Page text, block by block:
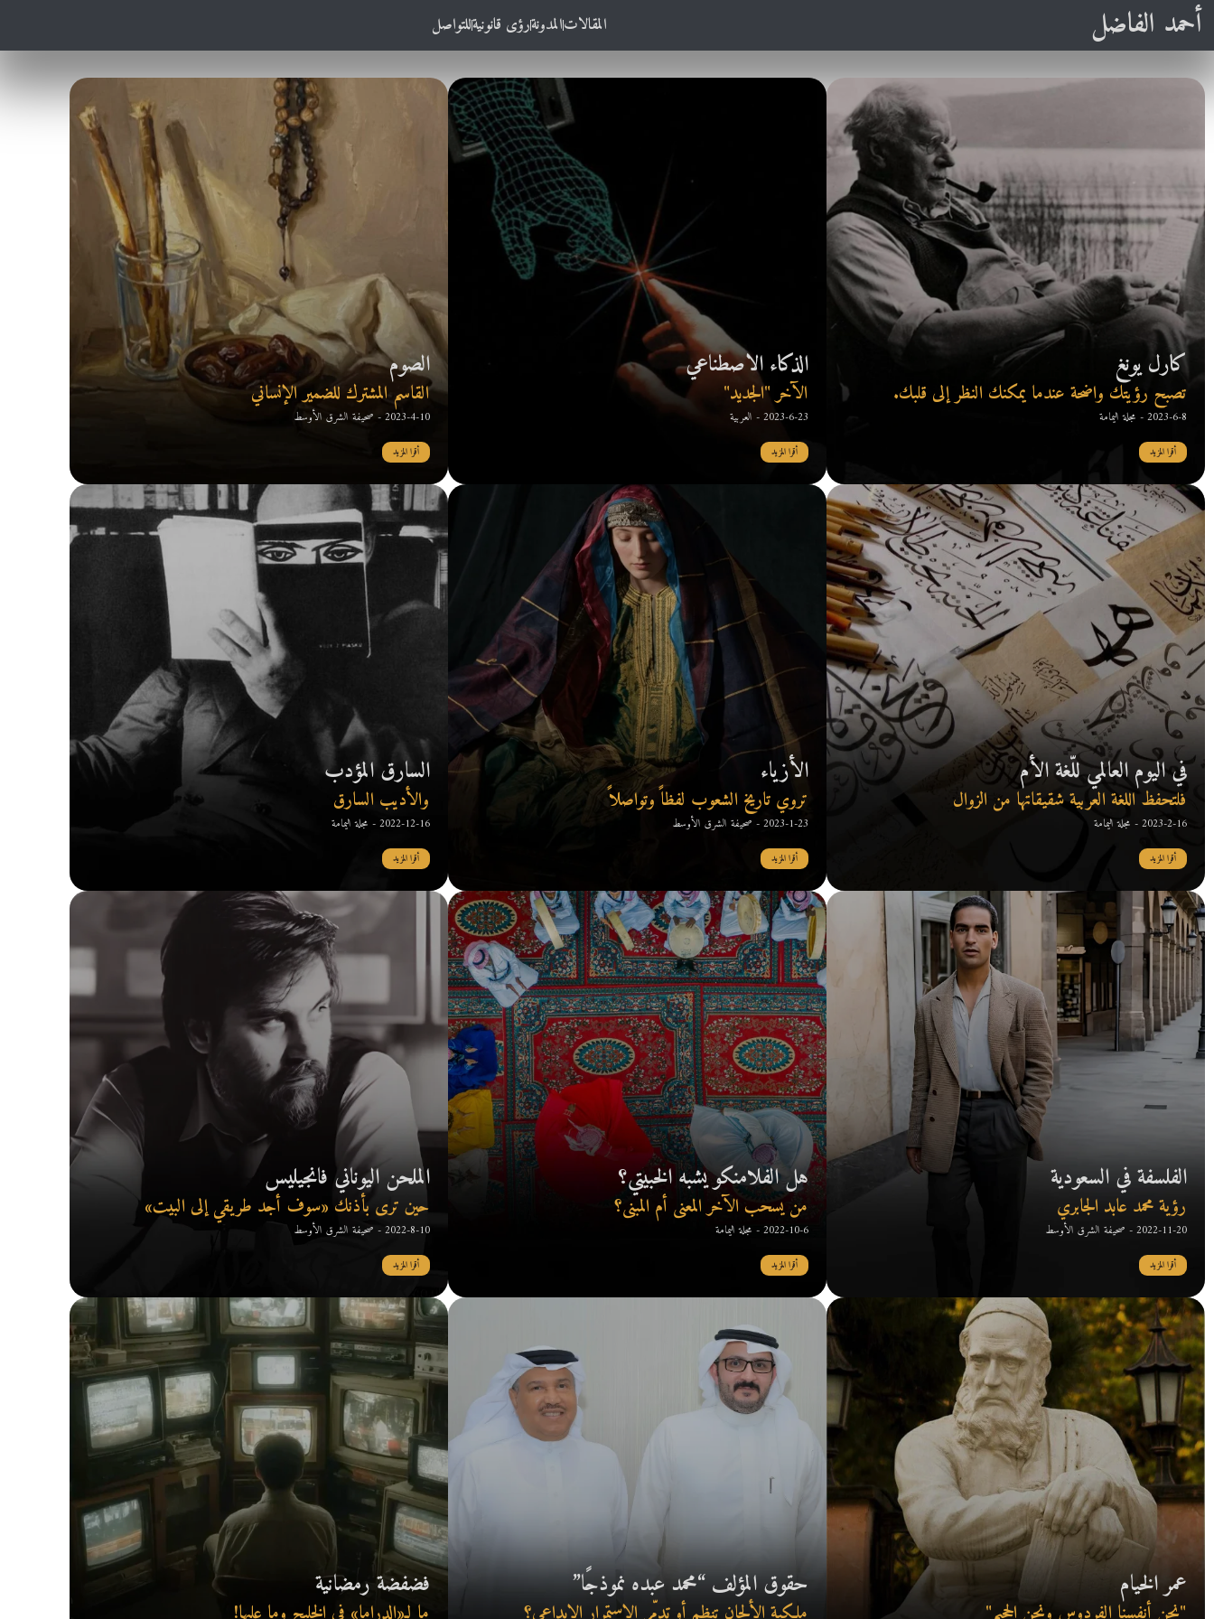
أحمد الفاضل المقالاتالمدونةرؤى قانونيةللتواصل
كارل يونغ
تصبح رؤيتك واضحة عندما يمكنك النظر إلى قلبك.
2023-6-8 - مجلة اليمامة
أقرا المزيد
الذكاء الاصطناعي
الآخر "الجديد"
2023-6-23 - العربية
أقرا المزيد
الصوم
القاسم المشترك للضمير الإنساني
2023-4-10 - صحيفة الشرق الأوسط
أقرا المزيد
في اليوم العالمي للّغة الأم
فلتحفظ اللغة العربية شقيقاتها من الزوال
2023-2-16 - مجلة اليمامة
أقرا المزيد
الأزياء
تروي تاريخ الشعوب لفظاً وتواصلاً
2023-1-23 - صحيفة الشرق الأوسط
أقرا المزيد
السارق المؤدب
والأديب السارق
2022-12-16 - مجلة اليمامة
أقرا المزيد
الفلسفة في السعودية
رؤية محمد عابد الجابري
2022-11-20 - صحيفة الشرق الأوسط
أقرا المزيد
هل الفلامنكو يشبه الخبيتي؟
من يسحب الآخر المعنى أم المبنى؟
2022-10-6 - مجلة اليمامة
أقرا المزيد
الملحن اليوناني فانجيليس
حين ترى بأذنك «سوف أجد طريقي إلى البيت»
2022-8-10 - صحيفة الشرق الأوسط
أقرا المزيد
عمر الخيام حقوق المؤلف “محمد عبده نموذجًا” فضفضة رمضانية